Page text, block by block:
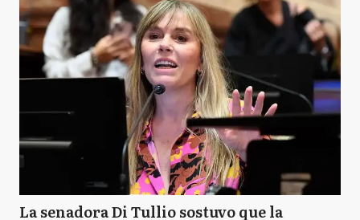
La senadora Di Tullio sostuvo que la